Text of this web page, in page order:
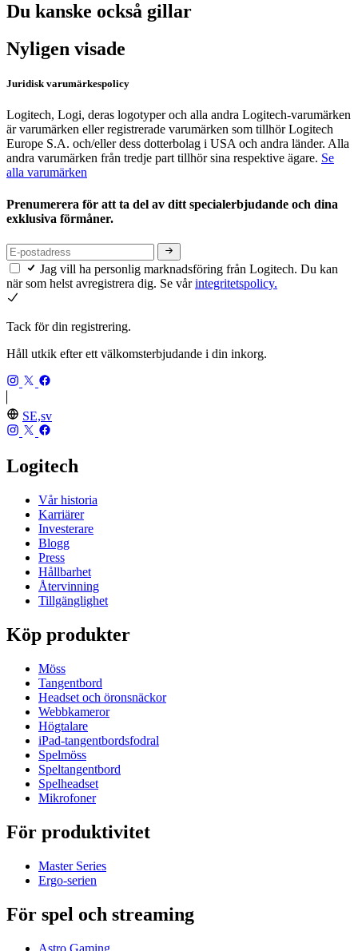
Du kanske också gillar
Nyligen visade
Juridisk varumärkespolicy
Logitech, Logi, deras logotyper och alla andra Logitech-varumärken
är varumärken eller registrerade varumärken som tillhör Logitech
Europe S.A. och/eller dess dotterbolag i USA och andra länder. Alla
andra varumärken från tredje part tillhör sina respektive ägare. Se
alla varumärken
Prenumerera för att ta del av ditt specialerbjudande och dina
exklusiva förmåner.
Jag vill ha personlig marknadsföring från Logitech. Du kan
när som helst avregistrera dig. Se vårintegritetspolicy.
Tack för din registrering.
Håll utkik efter ett välkomsterbjudande i din inkorg.
SE,sv
Logitech
Vår historia
Karriärer
Investerare
Blogg
Press
Hållbarhet
Återvinning
Tillgänglighet
Köp produkter
Möss
Tangentbord
Headset och öronsnäckor
Webbkameror
Högtalare
iPad-tangentbordsfodral
Spelmöss
Speltangentbord
Spelheadset
Mikrofoner
För produktivitet
Master Series
Ergo-serien
För spel och streaming
Astro Gaming